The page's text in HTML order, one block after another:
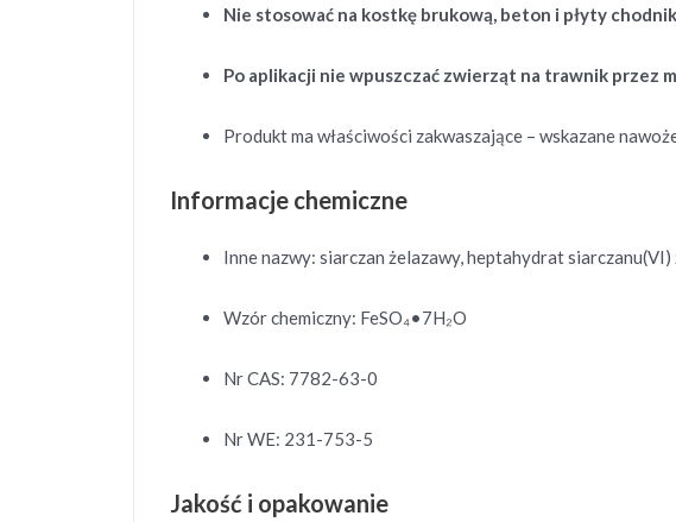
Nie stosować na kostkę brukową, beton i płyty
Po aplikacji nie wpuszczać zwierząt na trawnik przez
Produkt ma właściwości zakwaszające – wskazane
Informacje chemiczne
Inne nazwy: siarczan żelazawy, heptahydrat siarczanu(VI)
Wzór chemiczny: FeSO₄•7H₂O
Nr CAS: 7782-63-0
Nr WE: 231-753-5
Jakość i opakowanie